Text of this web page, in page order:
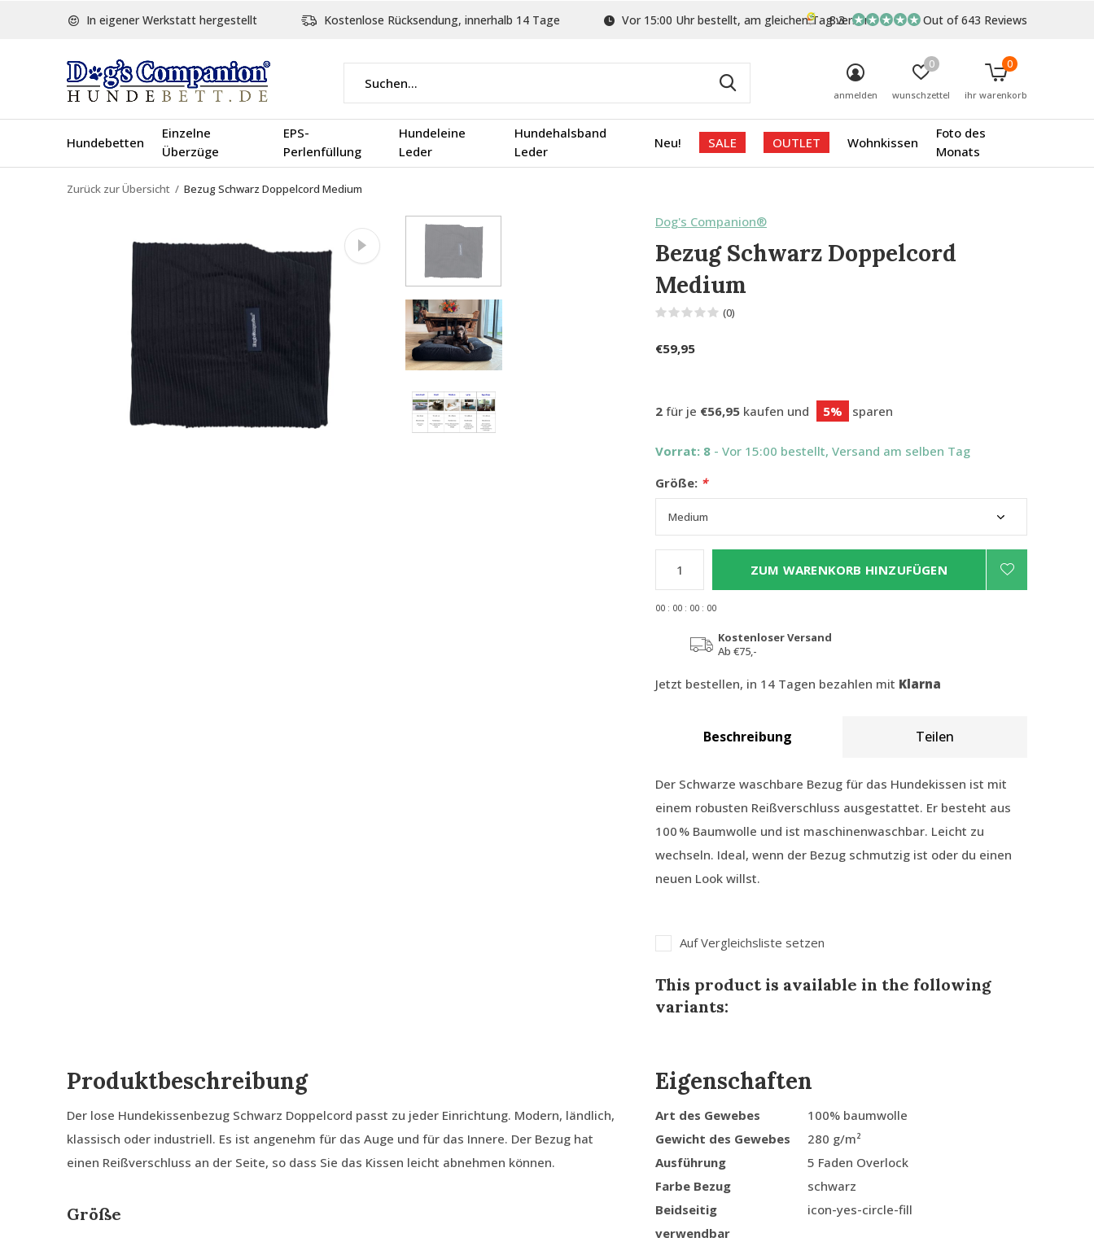
Hundebetten
Einzelne
Überzüge
EPS-
Perlenfüllung
Hundeleine
Leder
Hundehalsband
Leder
Neu! SALE OUTLET Wohnkissen
Foto des
Monats
anmelden wunschzettel
0
ihr warenkorb
0
In eigener Werkstatt hergestellt Kostenlose Rücksendung, innerhalb 14 Tage Vor 15:00 Uhr bestellt, am gleichen Tag versand
8.3 Out of 643 Reviews
Zurück zur Übersicht Bezug Schwarz Doppelcord Medium
Dog's Companion®
Bezug Schwarz Doppelcord
Medium
(0)
€59,95
2 für je €56,95 kaufen und 5% sparen
Vorrat: 8 - Vor 15:00 bestellt, Versand am selben Tag
Größe: *
ZUM WARENKORB HINZUFÜGEN
00 : 00 : 00 : 00
Kostenloser Versand
Ab €75,-
Jetzt bestellen, in 14 Tagen bezahlen mit Klarna
Beschreibung Teilen
Der Schwarze waschbare Bezug für das Hundekissen ist mit
einem robusten Reißverschluss ausgestattet. Er besteht aus
100 % Baumwolle und ist maschinenwaschbar. Leicht zu
wechseln. Ideal, wenn der Bezug schmutzig ist oder du einen
neuen Look willst.
Auf Vergleichsliste setzen
This product is available in the following
variants:
Produktbeschreibung
Der lose Hundekissenbezug Schwarz Doppelcord passt zu jeder Einrichtung. Modern, ländlich,
klassisch oder industriell. Es ist angenehm für das Auge und für das Innere. Der Bezug hat
einen Reißverschluss an der Seite, so dass Sie das Kissen leicht abnehmen können.
Größe
Eigenschaften
Art des Gewebes
100% baumwolle
Gewicht des Gewebes
280 g/m²
Ausführung
5 Faden Overlock
Farbe Bezug
schwarz
Beidseitig
verwendbar
icon-yes-circle-fill